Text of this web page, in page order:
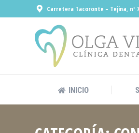
Carretera Tacoronte – Tejina, nº
INICIO